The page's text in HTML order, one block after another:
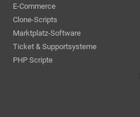
E-Commerce
Clone-Scripts
Marktplatz-Software
Ticket & Supportsysteme
PHP Scripte